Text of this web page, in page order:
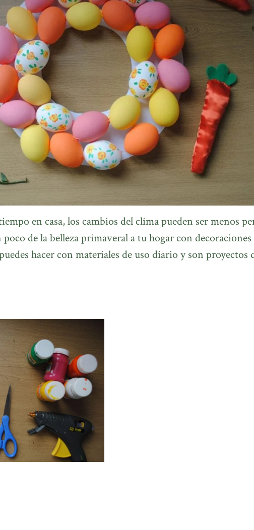
en casa, los cambios del clima pueden ser menos
de la belleza primaveral a tu hogar con decoraciones
hacer con materiales de uso diario y son